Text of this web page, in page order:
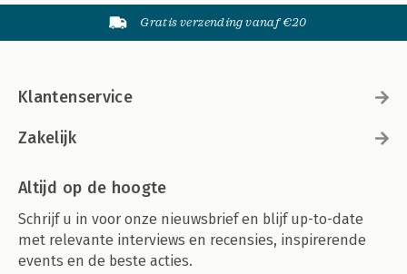
Gratis verzending vanaf €20
Klantenservice
Zakelijk
Altijd op de hoogte
Schrijf u in voor onze nieuwsbrief en blijf up-to-date
met relevante interviews en recensies, inspirerende
events en de beste acties.